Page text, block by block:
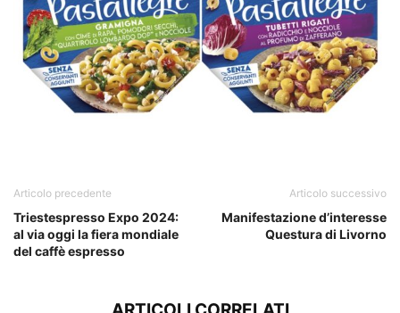
Articolo precedente
Triestespresso Expo 2024:
al via oggi la fiera mondiale
del caffè espresso
Articolo successivo
Manifestazione d’interesse
Questura di Livorno